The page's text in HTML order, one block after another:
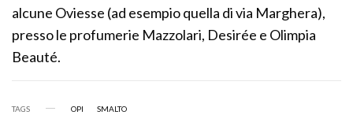
alcune Oviesse (ad esempio quella di via Marghera),
presso le profumerie Mazzolari, Desirée e Olimpia
Beauté.
TAGS OPI SMALTO